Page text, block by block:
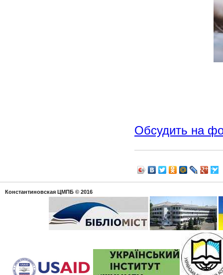
Обсудить на
Константиновская ЦМПБ © 2016